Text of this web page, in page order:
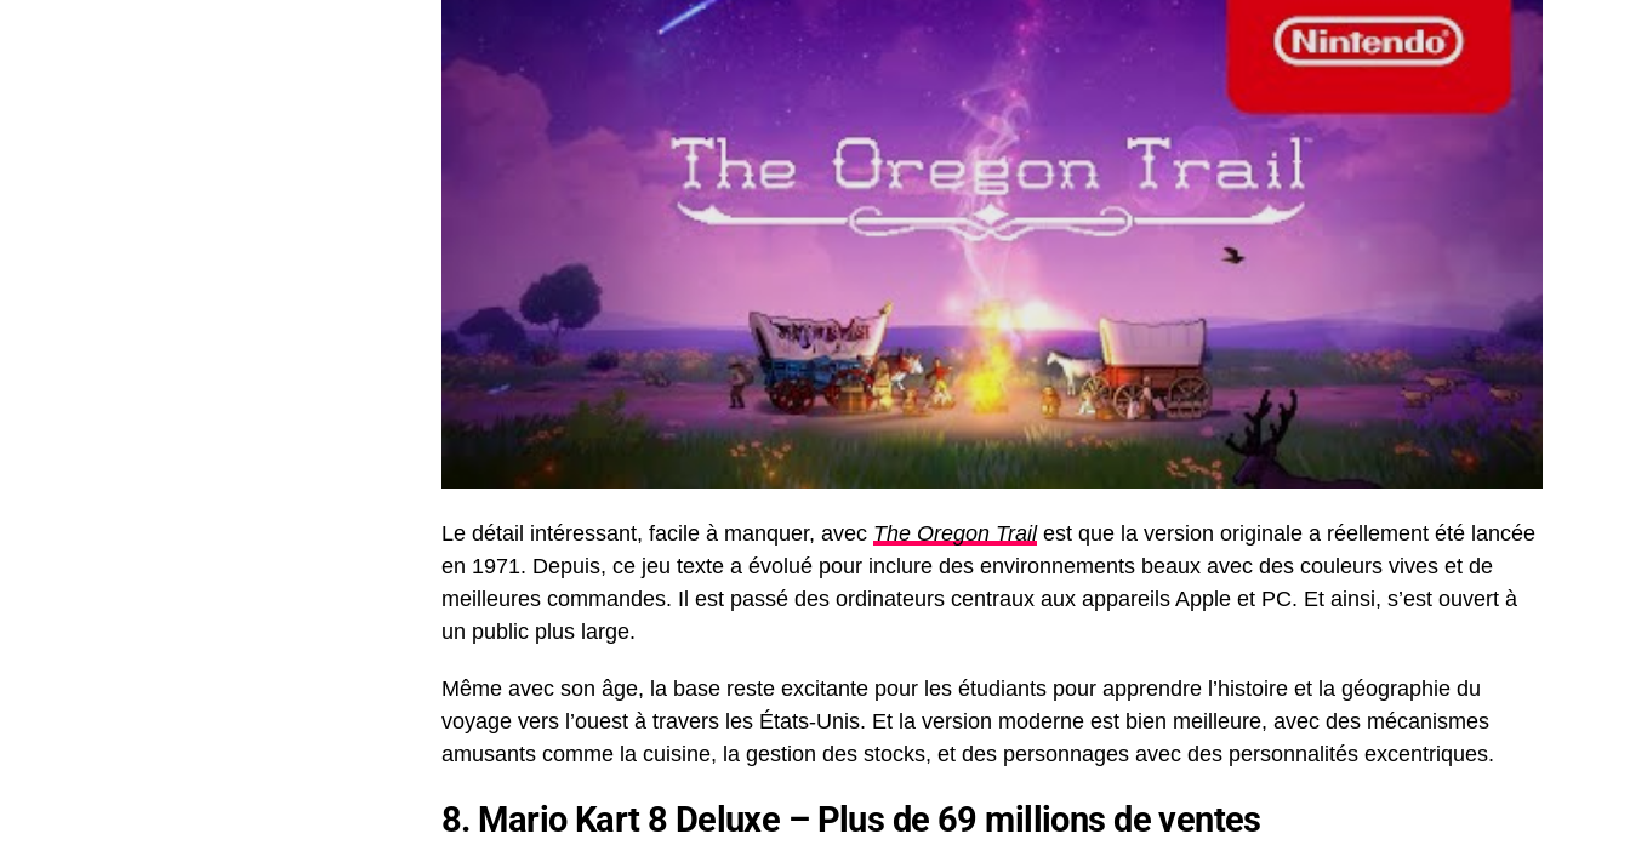
Le détail intéressant, facile à manquer, avec The Oregon Trailest que la version originale a réellement été lancée
en 1971. Depuis, ce jeu texte a évolué pour inclure des environnements beaux avec des couleurs vives et de
meilleures commandes. Il est passé des ordinateurs centraux aux appareils Apple et PC. Et ainsi, s’est ouvert à
un public plus large.
Même avec son âge, la base reste excitante pour les étudiants pour apprendre l’histoire et la géographie du
voyage vers l’ouest à travers les États-Unis. Et la version moderne est bien meilleure, avec des mécanismes
amusants comme la cuisine, la gestion des stocks, et des personnages avec des personnalités excentriques.
8. Mario Kart 8 Deluxe – Plus de 69 millions de ventes